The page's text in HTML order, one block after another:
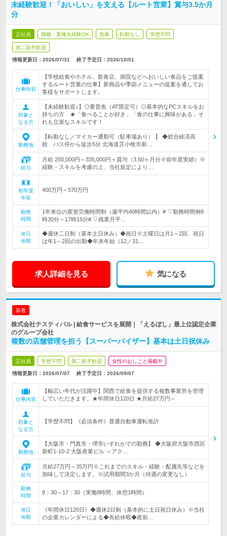
未経験歓迎！「おいしい」を支える【ルート営業】賞与3.5か月
分
正社員 職種・業種未経験OK 急募 転勤なし 学歴不問
第二新卒歓迎
情報更新日：2026/07/31 終了予定日： 2026/10/01
仕事内容
【学校給食やホテル、飲食店、病院などへおいしい食品をご提案
するルート営業の仕事】新商品や季節メニューの提案を通してお
客様をサポートします。
対象と
なる方
【未経験歓迎♪】◎要普免（AT限定可）◎基本的なPCスキルをお
持ちの方 ★「食べることが好き」「食の仕事に興味がある」そ
れも立派なスキルです！
勤務地
【転勤なし／マイカー通勤可（駐車場あり） 】 ◆総合経済高
校 バス停から徒歩5分 北海道苫小牧市新…
給与
月給 250,000円～335,000円＋賞与（3.50ヶ月分※前年度実績）※
経験・スキルを考慮の上、当社規定により…
初年度
年収
400万円～570万円
勤務
時間
1年単位の変形労働時間制（週平均40時間以内）# ▽勤務時間例8
時30分～17時15分# ▽残業月平…
休日
休暇
◆週休二日制（基本土日休み）◆祝日※土曜日は月1～2回、祝日
は年1～2回の出勤◆年末年始（12／31…
求人詳細を見る 気になる
新着
株式会社テスティパル | 給食サービスを展開｜「えるぼし」最上位認定企業
のグループ会社
複数の店舗管理を担う【スーパーバイザー】基本は土日祝休み
正社員 学歴不問 第二新卒歓迎 女性のおしごと掲載中
情報更新日：2026/07/07 終了予定日： 2026/09/07
仕事内容
【幅広い年代が活躍中】関西で給食を提供する複数事業所を管理
していただきます。★年間休日120日 ★月給27万円～
対象と
なる方
【学歴不問】《必須条件》普通自動車運転免許
勤務地
【大阪市・門真市・堺市いずれかでの勤務】 ◆大阪府大阪市西区
新町1-10-2 大阪産業ビル ＜アク…
給与
月給27万円～35万円※これまでのスキル・経験・配属先等などを
加味して決定します。※試用期間3か月（待遇の変更なし）
勤務
時間
8：30～17：30（実働8時間、休憩1時間）
休日
休暇
《年間休日120日》◆週休2日制（基本的に土日祝日休み）※当社
の企業カレンダーによる◆有給休暇◆産前…